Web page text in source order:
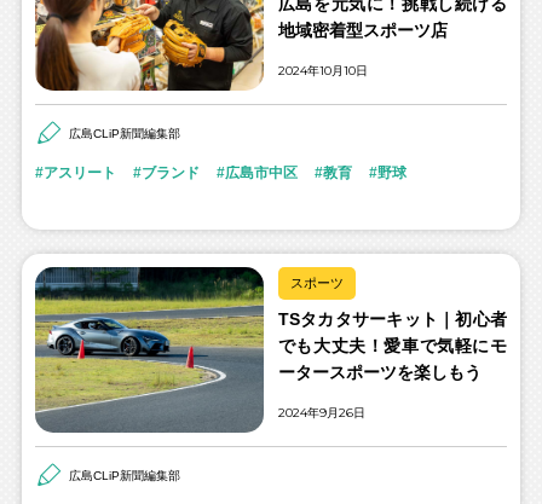
地域密着型スポーツ店
2024年10月10日
広島CLiP新聞編集部
アスリート ブランド 広島市中区 教育 野球
スポーツ
TSタカタサーキット｜初心者
でも大丈夫！愛車で気軽にモ
ータースポーツを楽しもう
2024年9月26日
広島CLiP新聞編集部